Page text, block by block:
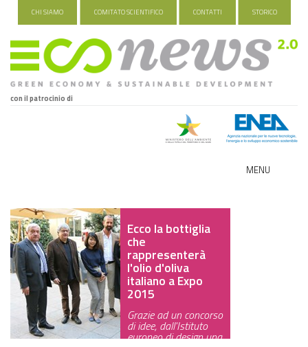
CHI SIAMO COMITATO SCIENTIFICO CONTATTI STORICO
con il patrocinio di
MENU
INDUSTRIA VERDE
FOOD&TRAVEL
HEALTH&WELLNESS
GREEN TECH
Ecco la bottiglia
che
rappresenterà
l'olio d'oliva
italiano a Expo
2015
Grazie ad un concorso
di idee, dall'Istituto
europeo di design una